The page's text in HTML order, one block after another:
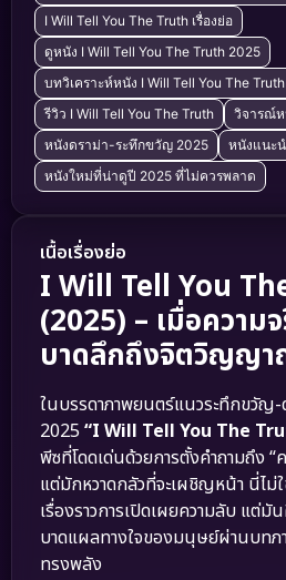
I Will Tell You The Truth เรื่องย่อ
ดูหนัง I Will Tell You The Truth 2025
บทวิเคราะห์หนัง I Will Tell You The Truth
รีวิว I Will Tell You The Truth
วิจารณ์ห
หนังดราม่า-ระทึกขวัญ 2025
หนังแนะ
หนังใหม่ที่น่าดูปี 2025 ที่ไม่ควรพลาด
เนื้อเรื่องย่อ
I Will Tell You
(2025) – เมื่อควา
บาดลึกถึงจิตวิญญ
ในบรรดาภาพยนตร์แนวระทึกขวัญ-
2025“I Will Tell You The
พีซที่โดดเด่นด้วยการตั้งคำถามถึง “
แต่มักหวาดกลัวที่จะเผชิญหน้า นี่ไม่
เรื่องราวการเปิดเผยความลับ แต่มั
บาดแผลทางใจของมนุษย์ผ่านบท
ทรงพลัง